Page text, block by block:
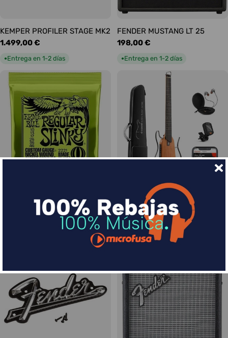
KEMPER PROFILER STAGE MK2
Precio
habitual
1.499,00 €
●Entrega en 1-2 días
FENDER MUSTANG LT 25
Precio
habitual
198,00 €
●Entrega en 1-2 días
Slinky Regular 10-46
DONNER HUSH-I Silent Guitar
Caoba
Precio
habitual
339,00 €
Entrega en 1-2 días